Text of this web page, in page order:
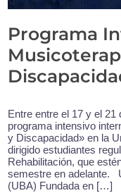
Programa
Entre entre el 17 y el 21
programa intensivo
y Discapacidad» en la
dirigido estudiantes
Rehabilitación, que
semestre en adelante.
(UBA) Fundada en […]